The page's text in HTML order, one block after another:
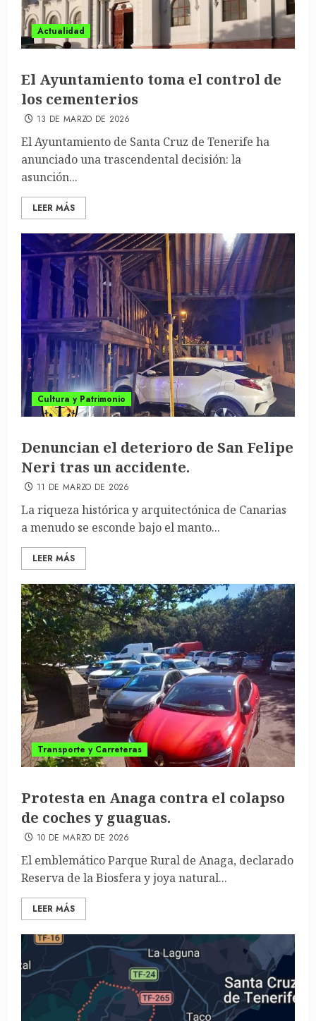
Actualidad
El Ayuntamiento toma el control de
los cementerios
13 DE MARZO DE 2026
El Ayuntamiento de Santa Cruz de Tenerife ha
anunciado una trascendental decisión: la
asunción...
LEER MÁS
Cultura y Patrimonio
Denuncian el deterioro de San Felipe
Neri tras un accidente.
11 DE MARZO DE 2026
La riqueza histórica y arquitectónica de Canarias
a menudo se esconde bajo el manto...
LEER MÁS
Transporte y Carreteras
Protesta en Anaga contra el colapso
de coches y guaguas.
10 DE MARZO DE 2026
El emblemático Parque Rural de Anaga, declarado
Reserva de la Biosfera y joya natural...
LEER MÁS